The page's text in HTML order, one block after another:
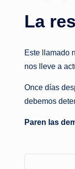
La
Este llamado
nos lleve a
Once días
debemos
Paren las